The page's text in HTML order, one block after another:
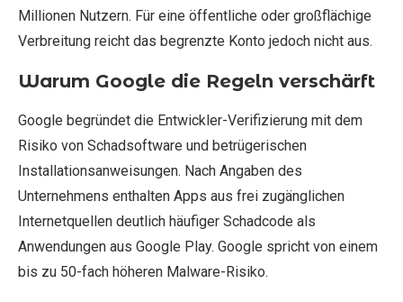
Millionen Nutzern. Für eine öffentliche oder großflächige
Verbreitung reicht das begrenzte Konto jedoch nicht aus.
Warum Google die Regeln verschärft
Google begründet die Entwickler-Verifizierung mit dem
Risiko von Schadsoftware und betrügerischen
Installationsanweisungen. Nach Angaben des
Unternehmens enthalten Apps aus frei zugänglichen
Internetquellen deutlich häufiger Schadcode als
Anwendungen aus Google Play. Google spricht von einem
bis zu 50-fach höheren Malware-Risiko.